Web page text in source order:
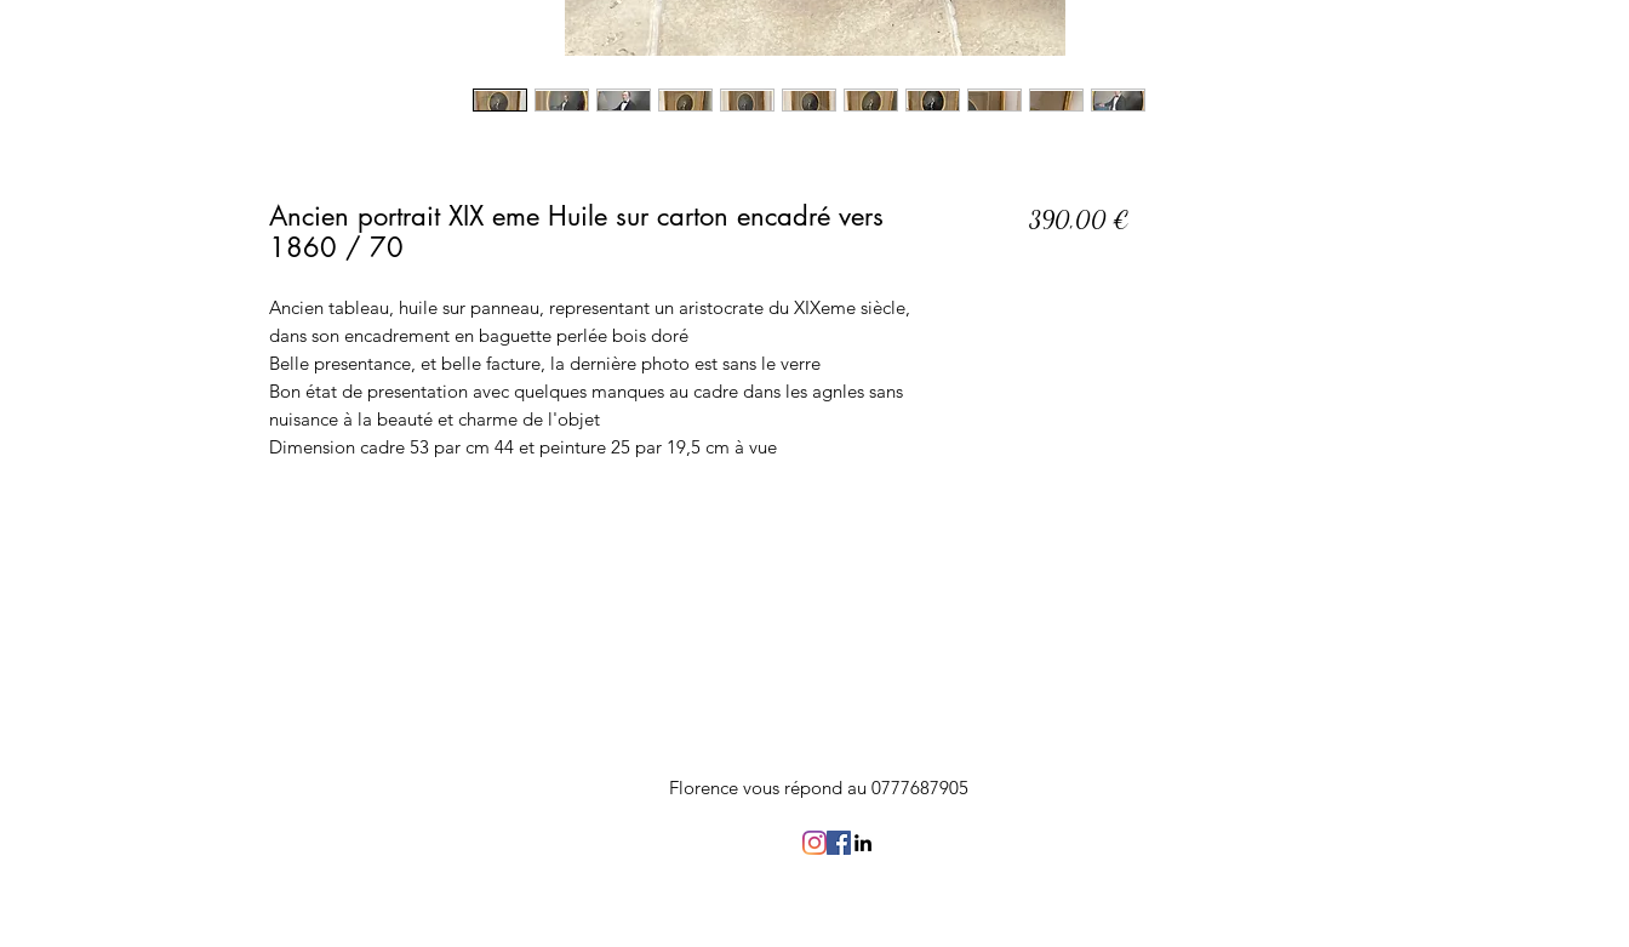
Ancien portrait XIX eme Huile sur carton encadré vers
1860 / 70
Ancien tableau, huile sur panneau, representant un aristocrate du XIXeme siècle,
dans son encadrement en baguette perlée bois doré
Belle presentance, et belle facture, la dernière photo est sans le verre
Bon état de presentation avec quelques manques au cadre dans les agnles sans
nuisance à la beauté et charme de l'objet
Dimension cadre 53 par cm 44 et peinture 25 par 19,5 cm à vue
390,00 €Prix
Florence vous répond au 0777687905